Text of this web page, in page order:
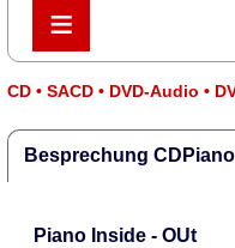
≡
≡
CD • SACD • DVD-Audio •
Besprechung
Piano Inside - OUt